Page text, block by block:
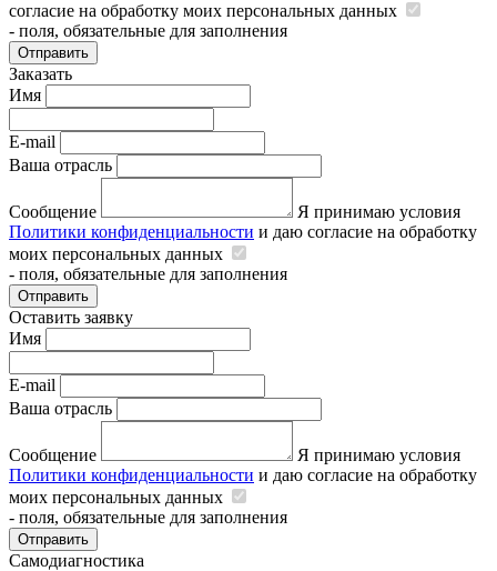
согласие на обработку моих персональных данных
- поля, обязательные для заполнения
Отправить
Заказать
Имя
E-mail
Ваша отрасль
Сообщение
Я принимаю условия
Политики конфиденциальности и даю согласие на обработку
моих персональных данных
- поля, обязательные для заполнения
Отправить
Оставить заявку
Имя
E-mail
Ваша отрасль
Сообщение
Я принимаю условия
Политики конфиденциальности и даю согласие на обработку
моих персональных данных
- поля, обязательные для заполнения
Отправить
Самодиагностика